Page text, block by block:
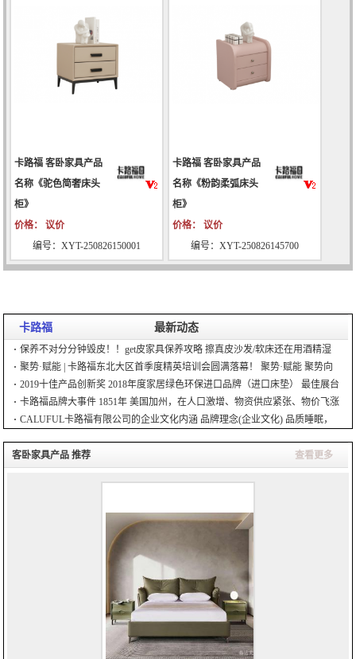
卡路福 客卧家具产品
名称《驼色简奢床头
柜》
价格： 议价
编号：XYT-250826150001
卡路福 客卧家具产品
名称《粉韵柔弧床头
柜》
价格： 议价
编号：XYT-250826145700
卡路福 最新动态
保养不对分分钟毁皮！！get皮家具保养攻略 擦真皮沙发/软床还在用酒精湿
巾？ 越天然舒适的头层真皮越娇贵也更需要
聚势·赋能 | 卡路福东北大区首季度精英培训会圆满落幕！ 聚势·赋能 聚势向
上 赋能不止 群英集结 蓄势待发
2019十佳产品创新奖 2018年度家居绿色环保进口品牌（进口床垫） 最佳展台
设计奖 美国绿色卫士（U
卡路福品牌大事件 1851年 美国加州，在人口激增、物资供应紧张、物价飞涨
等淘金热背景下，极具商业头脑的卡路福·
CALUFUL卡路福有限公司的企业文化内涵 品牌理念(企业文化) 品质睡眠，
客卧家具产品 推荐
查看更多